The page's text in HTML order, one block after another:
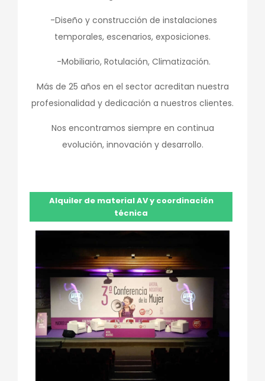
-Diseño y construcción de instalaciones
temporales, escenarios, exposiciones.
-Mobiliario, Rotulación, Climatización.
Más de 25 años en el sector acreditan nuestra
profesionalidad y dedicación a nuestros clientes.
Nos encontramos siempre en continua
evolución, innovación y desarrollo.
Alquiler de material AV y coordinación
técnica